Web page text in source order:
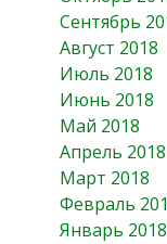
Сентябрь
Август 2018
Июль 2018
Июнь 2018
Май 2018
Апрель 2018
Март 2018
Февраль
Январь 2018